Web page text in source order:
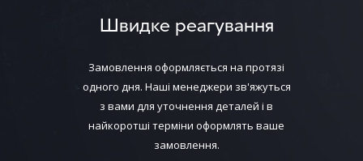
Швидке реагування
Замовлення оформляється на протязі
одного дня. Наші менеджери зв'яжуться
з вами для уточнення деталей і в
найкоротші терміни оформлять ваше
замовлення.